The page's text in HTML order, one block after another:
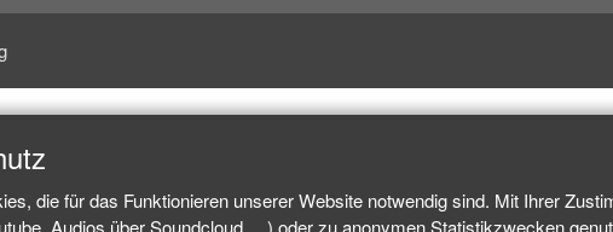
die für das Funktionieren unserer Website notwendig sind. Mit Ihrer
Audios über Soundcloud, ...) oder zu anonymen Statistikzwecken